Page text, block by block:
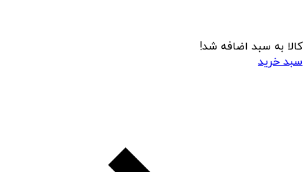
کالا به سبد اضافه شد!
سبد خرید